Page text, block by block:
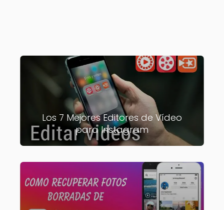
Los 7 Mejores Editores de Vídeo
para Instagram